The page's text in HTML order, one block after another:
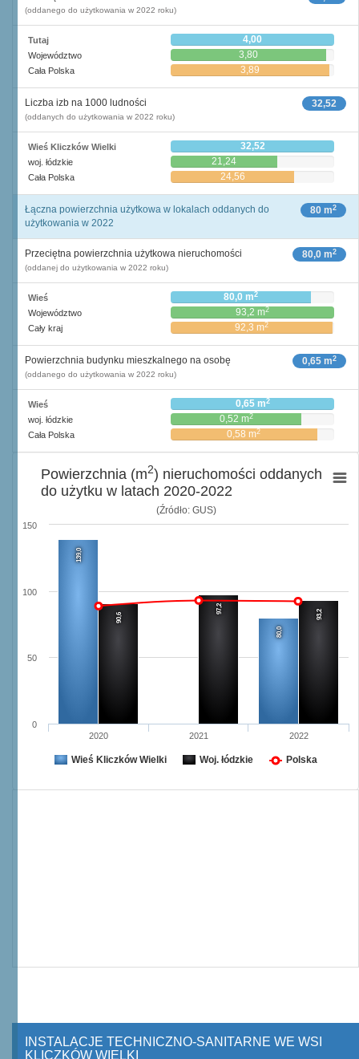
(oddanego do użytkowania w 2022 roku)
Tutaj 4,00
Województwo 3,80
Cała Polska 3,89
32,52
Liczba izb na 1000 ludności
(oddanych do użytkowania w 2022 roku)
Wieś Kliczków Wielki 32,52
woj. łódzkie 21,24
Cała Polska 24,56
80 m2
Łączna powierzchnia użytkowa w lokalach oddanych do
użytkowania w 2022
80,0 m2
Przeciętna powierzchnia użytkowa nieruchomości
(oddanej do użytkowania w 2022 roku)
Wieś 80,0 m2
Województwo 93,2 m2
Cały kraj 92,3 m2
0,65 m2
Powierzchnia budynku mieszkalnego na osobę
(oddanego do użytkowania w 2022 roku)
Wieś 0,65 m2
woj. łódzkie 0,52 m2
Cała Polska 0,58 m2
(Źródło: GUS)
139,0
80,0
90,6
97,2 93,2
2020 2021 2022
0
50
100
150
Powierzchnia (m2) nieruchomości oddanych
do użytku w latach 2020-2022
Wieś Kliczków Wielki Woj. łódzkie Polska
INSTALACJE TECHNICZNO-SANITARNE WE WSI
KLICZKÓW WIELKI